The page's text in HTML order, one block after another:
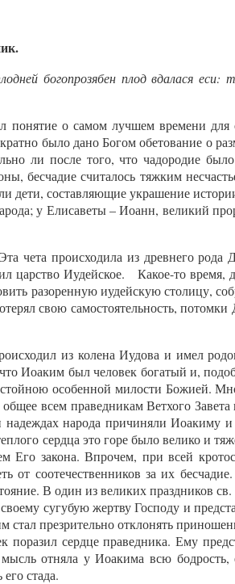
богопрозябен плод вдалася еси:
о самом лучшем времени
было дано Богом обетование о
ли после того, что чадородие
бесчадие считалось тяжким
дети, составляющие украшение
у Елисаветы – Иоанн, великий
чета происходила из древнего рода
царство Иудейское. Какое-то время,
разоренную иудейскую столицу,
свою самостоятельность,
из колена Иудова и имел
Иоаким был человек богатый и,
особенной милости Божией.
всем праведникам Ветхого Завета
народа причиняли Иоакиму
сердца это горе было велико и
Его закона. Впрочем, при всей
от соотечественников за их
В один из великих праздников
сугубую жертву Господу и
презрительно отклонять
сердце праведника. Ему
отняла у Иоакима всю
стада.